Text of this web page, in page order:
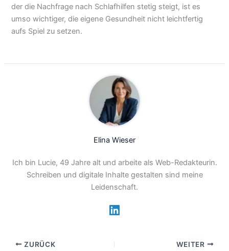
der die Nachfrage nach Schlafhilfen stetig steigt, ist es
umso wichtiger, die eigene Gesundheit nicht leichtfertig
aufs Spiel zu setzen.
Elina Wieser
Ich bin Lucie, 49 Jahre alt und arbeite als Web-Redakteurin.
Schreiben und digitale Inhalte gestalten sind meine
Leidenschaft.
ZURÜCK WEITER